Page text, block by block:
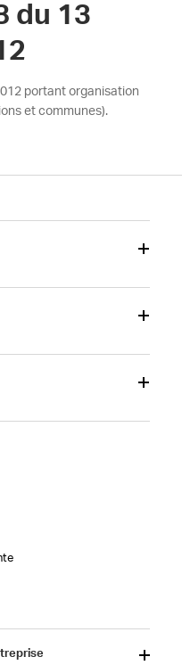
du 13
portant organisation
et communes).